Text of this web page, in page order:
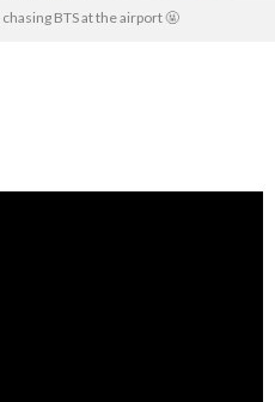
BTS at the airport 🤬